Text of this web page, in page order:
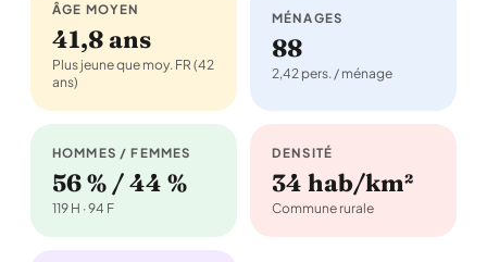
ÂGE MOYEN
41,8 ans
Plus jeune que moy. FR (42
ans)
MÉNAGES
88
2,42 pers. / ménage
HOMMES / FEMMES
56 % / 44 %
119 H · 94 F
DENSITÉ
34 hab/km²
Commune rurale